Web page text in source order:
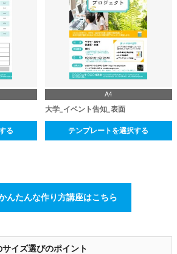
る
A4
大学_イベント告知_表面
テンプレートを選択する
んたんな作り方講座はこちら
イズ選びのポイント